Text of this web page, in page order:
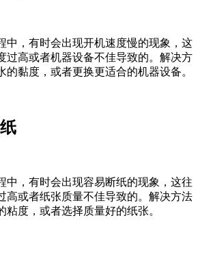
，有时会出现开机速度慢的现象，这
过高或者机器设备不佳导致的。解决方
的黏度，或者更换更适合的机器设备。
，有时会出现容易断纸的现象，这往
高或者纸张质量不佳导致的。解决方法
粘度，或者选择质量好的纸张。